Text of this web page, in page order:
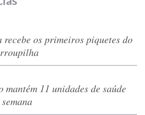
recebe os primeiros piquetes do
mantém 11 unidades de saúde